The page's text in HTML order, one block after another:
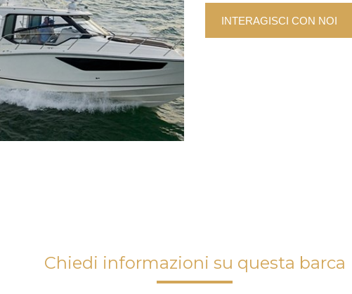
INTERAGISCI CON NOI
Chiedi informazioni su questa barca